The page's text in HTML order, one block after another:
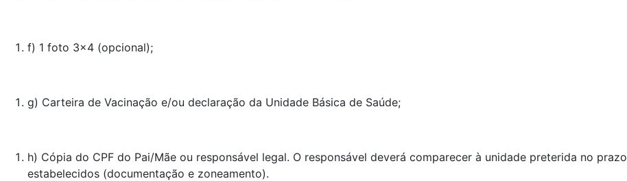
f) 1 foto 3×4 (opcional);
g) Carteira de Vacinação e/ou declaração da Unidade Básica de Saúde;
h) Cópia do CPF do Pai/Mãe ou responsável legal. O responsável deverá comparecer à unidade preterida no
estabelecidos (documentação e zoneamento).